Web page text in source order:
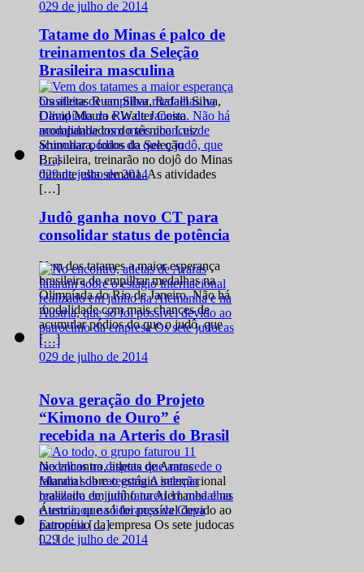
029 de julho de 2014
Tatame do Minas é palco de
treinamentos da Seleção
Brasileira masculina
Os atletas Ruan Silva, Rafael Silva,
David Moura e Walter Costa
acompanhados do técnico Luiz
Shinohara, todos da Seleção
Brasileira, treinarão no dojô do Minas
durante esta semana. As atividades
[…]
029 de julho de 2014
Judô ganha novo CT para
consolidar status de potência
Vem dos tatames a maior esperança
brasileira de empilhar medalhas na
Olimpíada do Rio de Janeiro. Não há
modalidade com mais chances de
acumular pódios do que o judô, que
[…]
029 de julho de 2014
Nova geração do Projeto
“Kimono de Ouro” é
recebida na Arteris do Brasil
No encontro, atletas de Araras
falaram sobre o estágio internacional
realizado em junho na Alemanha e na
Áustria, que só foi possível devido ao
patrocínio da empresa Os sete judocas
[…]
029 de julho de 2014